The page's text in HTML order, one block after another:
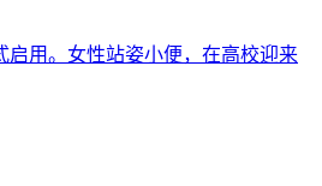
用。女性站姿小便，在高校迎来